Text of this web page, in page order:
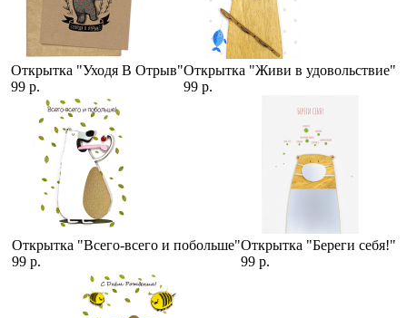
Открытка "Уходя В Отрыв"
99 р.
Открытка "Живи в удовольствие"
99 р.
Открытка "Всего-всего и побольше"
99 р.
Открытка "Береги себя!"
99 р.